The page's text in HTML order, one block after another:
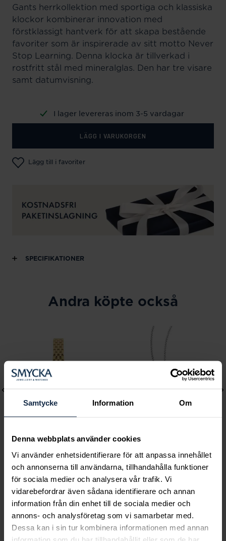
Samtycke Information Om
Denna webbplats använder cookies
Vi använder enhetsidentifierare för att anpassa innehållet
och annonserna till användarna, tillhandahålla funktioner
för sociala medier och analysera vår trafik. Vi
vidarebefordrar även sådana identifierare och annan
information från din enhet till de sociala medier och
annons- och analysföretag som vi samarbetar med.
Dessa kan i sin tur kombinera informationen med annan
information som du har tillhandahållit eller som de har
Gants herrkollektion med sportiga och klassiska
klockor kombinerar innovation med
förstklassigt hantverk för att skapa bestående
favoriter som är inspirerade av sitt motto Never
Stop Learning. Denna klocka är tillverkad i
rostfritt stål med mineralglas. Den har tre visare
samt datumvisning.
I lager levereras inom 3-5 vardagar
LÄGG I VARUKORGEN
Lägg till i favoriter
SPECIFIKATIONER
Andra köpte också
Mockberg
Pris
1 999 kr
1 999 kr
August
Faith Mini halsband
Pris:
560 kr